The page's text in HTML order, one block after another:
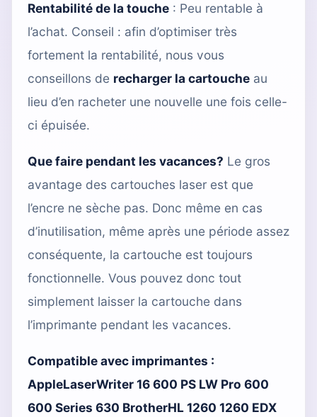
Rentabilité de la touche : Peu rentable à
l’achat. Conseil : afin d’optimiser très
fortement la rentabilité, nous vous
conseillons de recharger la cartouche au
lieu d’en racheter une nouvelle une fois celle-
ci épuisée.
Que faire pendant les vacances? Le gros
avantage des cartouches laser est que
l’encre ne sèche pas. Donc même en cas
d’inutilisation, même après une période assez
conséquente, la cartouche est toujours
fonctionnelle. Vous pouvez donc tout
simplement laisser la cartouche dans
l’imprimante pendant les vacances.
Compatible avec imprimantes :
AppleLaserWriter 16 600 PS LW Pro 600
600 Series 630 BrotherHL 1260 1260 EDX